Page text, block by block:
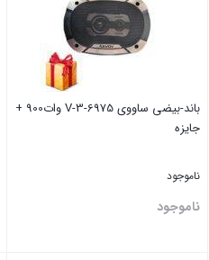
باند-بیضی ساووی V-3-6975 وات900 +
جایزه
ناموجود
ناموجود